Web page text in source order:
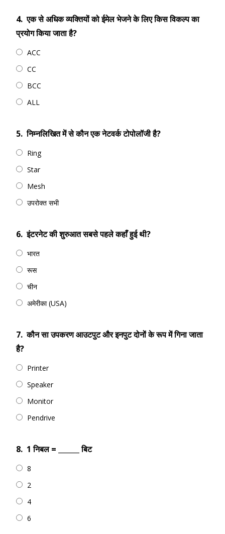
4. एक से अधिक व्यक्तियों को ईमेल भेजने के लिए किस विकल्प का
प्रयोग किया जाता है?
ACC
CC
BCC
ALL
5. निम्नलिखित में से कौन एक नेटवर्क टोपोलॉजी है?
Ring
Star
Mesh
उपरोक्त सभी
6. इंटरनेट की शुरुआत सबसे पहले कहाँ हुई थी?
भारत
रूस
चीन
अमेरीका (USA)
7. कौन सा उपकरण आउटपुट और इनपुट दोनों के रूप में गिना जाता
है?
Printer
Speaker
Monitor
Pendrive
8. 1 निबल = ______ बिट
8
2
4
6